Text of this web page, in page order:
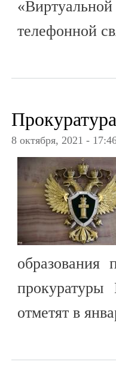
телефонной
8 октября, 2021 -
образования
отметят в